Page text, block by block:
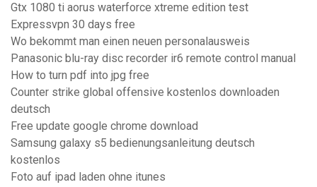
Gtx 1080 ti aorus waterforce xtreme edition test
Expressvpn 30 days free
Wo bekommt man einen neuen personalausweis
Panasonic blu-ray disc recorder ir6 remote control manual
How to turn pdf into jpg free
Counter strike global offensive kostenlos downloaden
deutsch
Free update google chrome download
Samsung galaxy s5 bedienungsanleitung deutsch
kostenlos
Foto auf ipad laden ohne itunes